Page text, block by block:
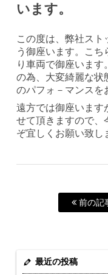
います。
この度は、弊社ス
う御座います。こ
り車両で御座いま
の為、大変綺麗な状
のパフォ－マンスを
遠方では御座います
せて頂きますので、
ぞ宜しくお願い致し
前の記
最近の投稿